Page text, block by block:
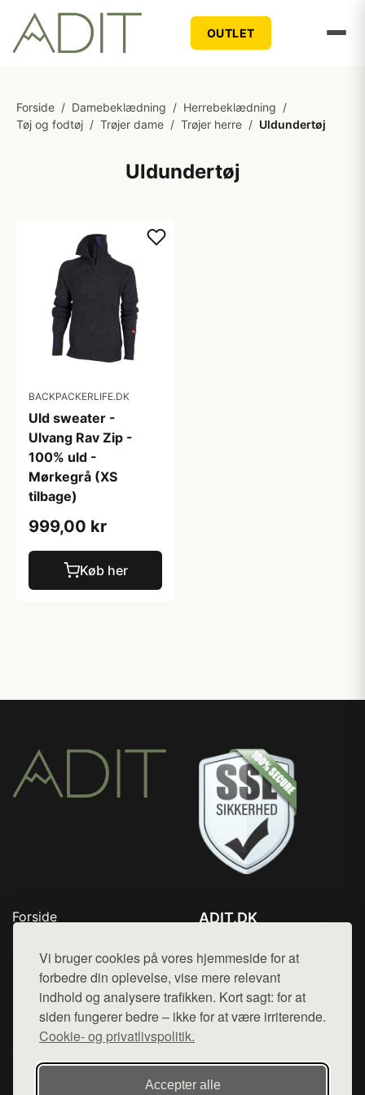
Vi bruger cookies på vores hjemmeside for at
forbedre din oplevelse, vise mere relevant
indhold og analysere trafikken. Kort sagt: for at
siden fungerer bedre – ikke for at være irriterende.
Cookie- og privatlivspolitik.
Accepter alle
OUTLET
Forside / Damebeklædning / Herrebeklædning /
Tøj og fodtøj / Trøjer dame / Trøjer herre / Uldundertøj
Uldundertøj
BACKPACKERLIFE.DK
Uld sweater -
Ulvang Rav Zip -
100% uld -
Mørkegrå (XS
tilbage)
999,00 kr
Køb her
Forside
Top Rabatter
Blog
Kontakt
ADIT.DK
Mail: hej@want.dk
Cookie- og privatlivspolitik
Denne side er en del af want.dk, der udgiver en række